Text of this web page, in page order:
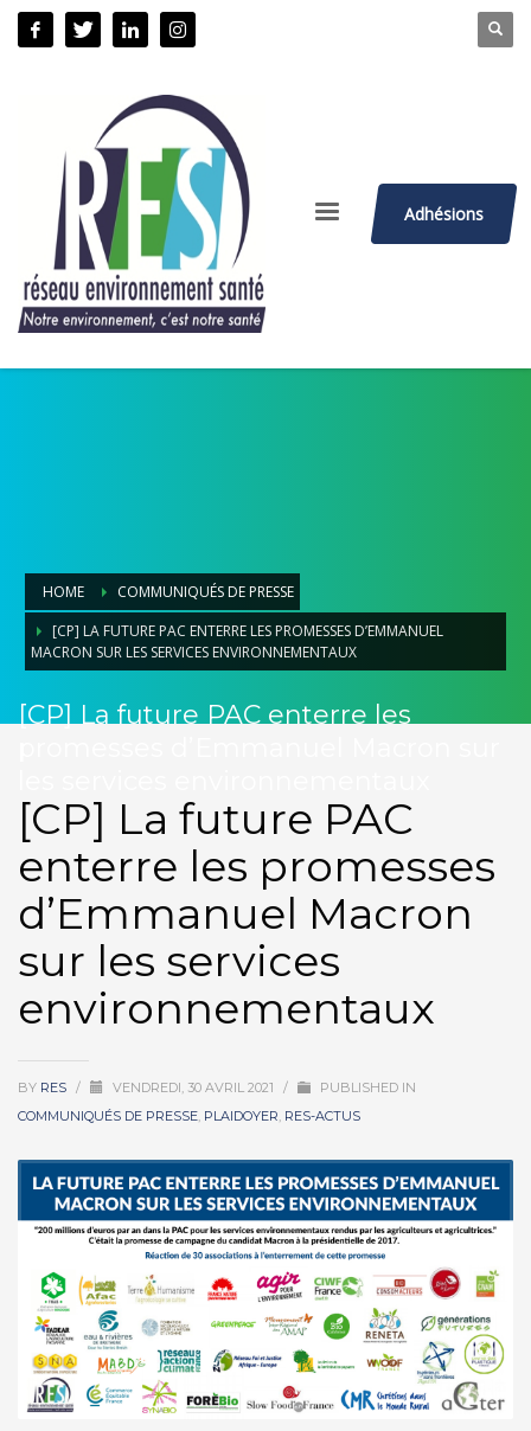
Adhésions
HOME
COMMUNIQUÉS DE PRESSE
[CP] LA FUTURE PAC ENTERRE LES PROMESSES D’EMMANUEL
MACRON SUR LES SERVICES ENVIRONNEMENTAUX
[CP] La future PAC enterre les
[CP] La future PAC
enterre les promesses
d’Emmanuel Macron
sur les services
environnementaux
BY RES / VENDREDI, 30 AVRIL 2021 /
PUBLISHED IN
COMMUNIQUÉS DE PRESSE, PLAIDOYER, RES-ACTUS